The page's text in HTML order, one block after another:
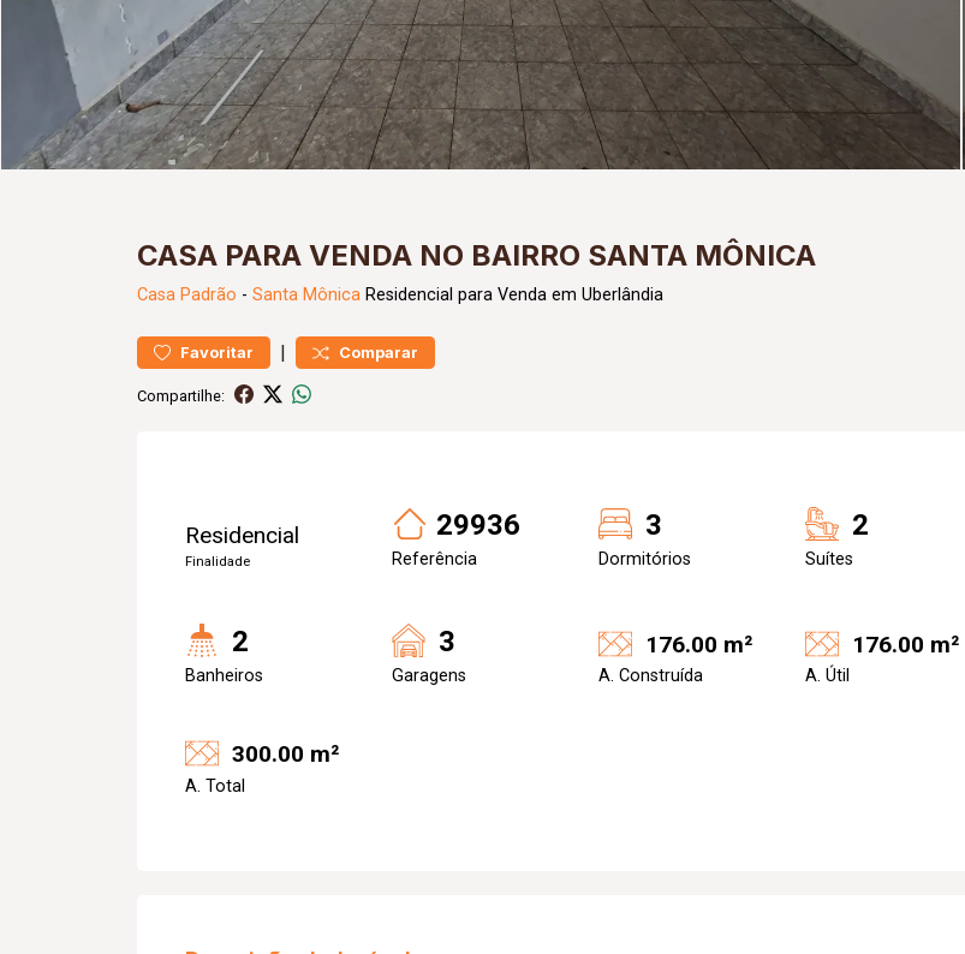
CASA PARA VENDA NO BAIRRO SANTA MÔNICA
Casa Padrão - Santa Mônica Residencial para Venda em Uberlândia
Favoritar | Comparar
Compartilhe:
Residencial
Finalidade
29936
Referência
3
Dormitórios
2
Suítes
2
Banheiros
3
Garagens
176.00 m²
A. Construída
176.00 m²
A. Útil
300.00 m²
A. Total